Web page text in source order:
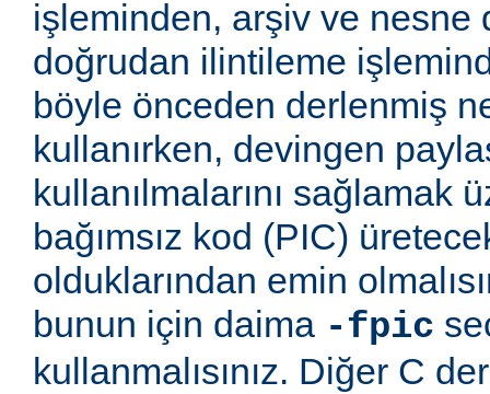
işleminden, arşiv ve nesne
doğrudan ilintileme
böyle önceden derlenmiş
kullanırken, devingen
kullanılmalarını sağlamak
bağımsız kod (PIC)
olduklarından emin
bunun için daima -fpic
kullanmalısınız. Diğer C